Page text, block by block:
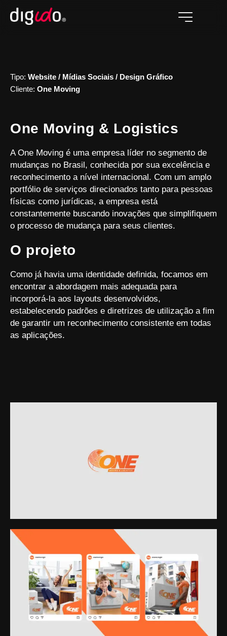
Tipo: Website / Mídias Sociais / Design Gráfico
Cliente: One Moving
One Moving & Logistics
A One Moving é uma empresa líder no segmento de
mudanças no Brasil, conhecida por sua excelência e
reconhecimento a nível internacional. Com um amplo
portfólio de serviços direcionados tanto para pessoas
físicas como jurídicas, a empresa está
constantemente buscando inovações que simplifiquem
o processo de mudança para seus clientes.
O projeto
Como já havia uma identidade definida, focamos em
encontrar a abordagem mais adequada para
incorporá-la aos layouts desenvolvidos,
estabelecendo padrões e diretrizes de utilização a fim
de garantir um reconhecimento consistente em todas
as aplicações.